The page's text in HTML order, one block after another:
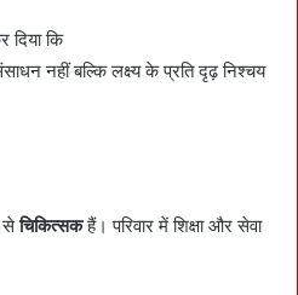
दिया कि
नहीं बल्कि लक्ष्य के प्रति दृढ़ निश्चय
सेचिकित्सकहैं। परिवार में शिक्षा और सेवा